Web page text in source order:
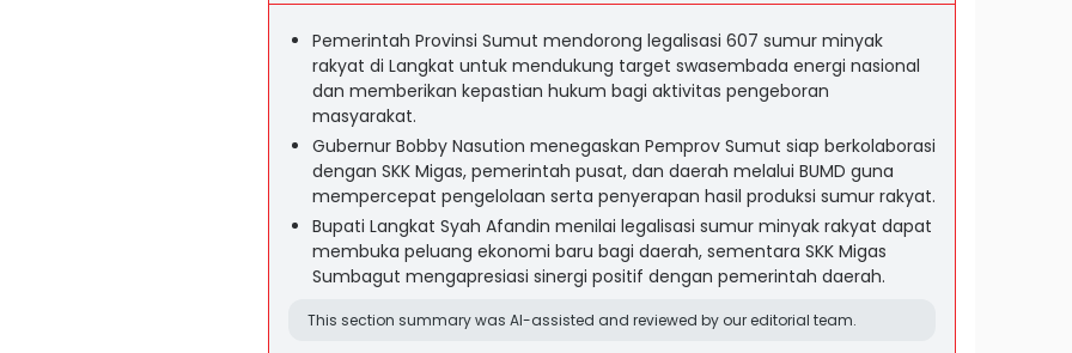
Pemerintah Provinsi Sumut mendorong legalisasi 607 sumur minyak
rakyat di Langkat untuk mendukung target swasembada energi nasional
dan memberikan kepastian hukum bagi aktivitas pengeboran
masyarakat.
Gubernur Bobby Nasution menegaskan Pemprov Sumut siap berkolaborasi
dengan SKK Migas, pemerintah pusat, dan daerah melalui BUMD guna
mempercepat pengelolaan serta penyerapan hasil produksi sumur rakyat.
Bupati Langkat Syah Afandin menilai legalisasi sumur minyak rakyat dapat
membuka peluang ekonomi baru bagi daerah, sementara SKK Migas
Sumbagut mengapresiasi sinergi positif dengan pemerintah daerah.
This section summary was AI-assisted and reviewed by our editorial team.